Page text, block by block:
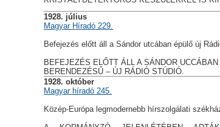
1928. július
Magyar Híradó 229.
Befejezés előtt áll a Sándor utcában épülő új
BEFEJEZÉS ELŐTT ÁLL A SÁNDOR
BERENDEZÉSŰ – ÚJ RÁDIÓ STÚDIÓ.
1928. október
Magyar híradó 245.
Közép-Európa legmodernebb hírszolgálati